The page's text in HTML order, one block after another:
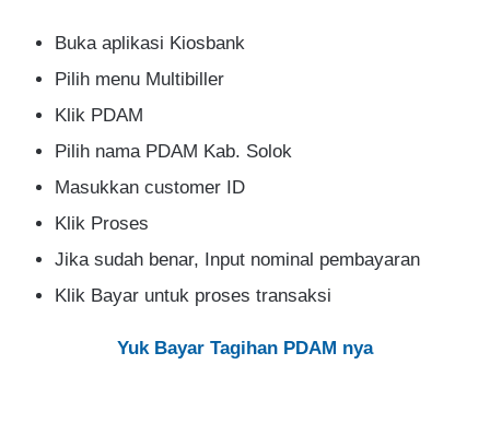
Buka aplikasi Kiosbank
Pilih menu Multibiller
Klik PDAM
Pilih nama PDAM Kab. Solok
Masukkan customer ID
Klik Proses
Jika sudah benar, Input nominal pembayaran
Klik Bayar untuk proses transaksi
Yuk Bayar Tagihan PDAM nya